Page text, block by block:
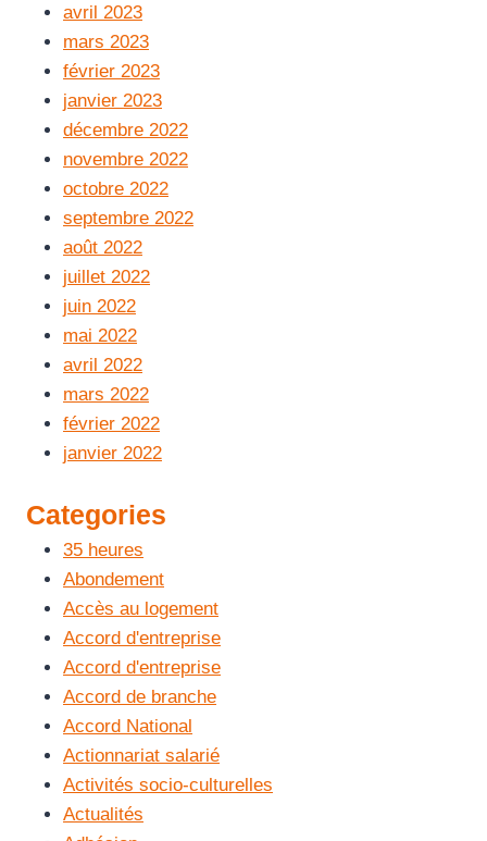
avril 2023
mars 2023
février 2023
janvier 2023
décembre 2022
novembre 2022
octobre 2022
septembre 2022
août 2022
juillet 2022
juin 2022
mai 2022
avril 2022
mars 2022
février 2022
janvier 2022
Categories
35 heures
Abondement
Accès au logement
Accord d'entreprise
Accord d'entreprise
Accord de branche
Accord National
Actionnariat salarié
Activités socio-culturelles
Actualités